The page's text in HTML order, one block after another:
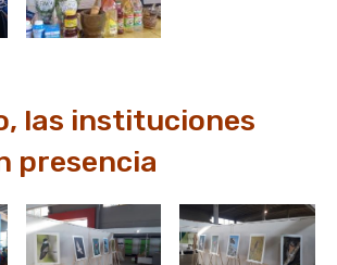
las instituciones
presencia